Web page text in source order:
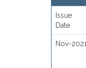
Issue
Date
Nov-2021